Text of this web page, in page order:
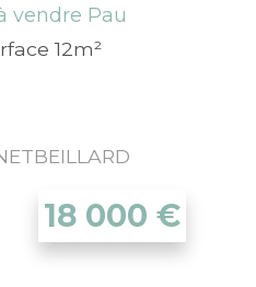
vendre Pau
12m²
18 000 €